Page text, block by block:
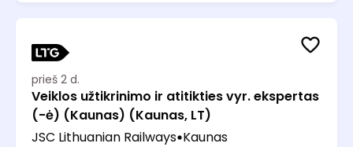
prieš 2 d.
Veiklos užtikrinimo ir atitikties vyr. ekspertas
(-ė) (Kaunas) (Kaunas, LT)
JSC Lithuanian Railways Kaunas